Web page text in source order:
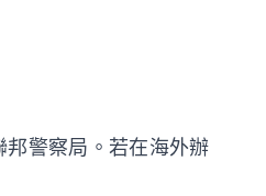
警察局。若在海外辦